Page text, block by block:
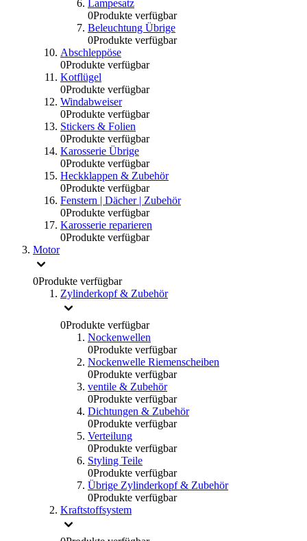
Lampesatz
0Produkte verfügbar
Beleuchtung Übrige
0Produkte verfügbar
Abschleppöse
0Produkte verfügbar
Kotflügel
0Produkte verfügbar
Windabweiser
0Produkte verfügbar
Stickers & Folien
0Produkte verfügbar
Karosserie Übrige
0Produkte verfügbar
Heckklappen & Zubehör
0Produkte verfügbar
Fenstern | Dächer | Zubehör
0Produkte verfügbar
Karosserie reparieren
0Produkte verfügbar
Motor
0Produkte verfügbar
Zylinderkopf & Zubehör
0Produkte verfügbar
Nockenwellen
0Produkte verfügbar
Nockenwelle Riemenscheiben
0Produkte verfügbar
ventile & Zubehör
0Produkte verfügbar
Dichtungen & Zubehör
0Produkte verfügbar
Verteilung
0Produkte verfügbar
Styling Teile
0Produkte verfügbar
Übrige Zylinderkopf & Zubehör
0Produkte verfügbar
Kraftstoffsystem